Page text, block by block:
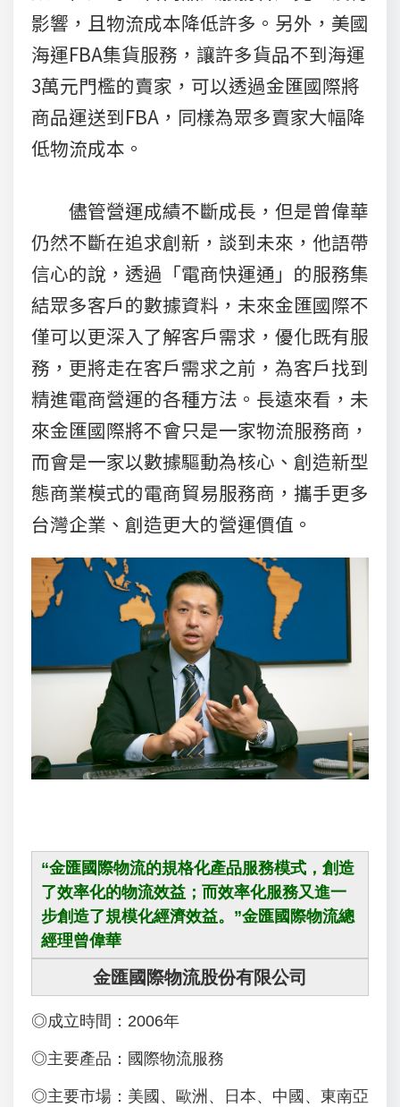
影響，且物流成本降低許多。另外，美國
海運FBA集貨服務，讓許多貨品不到海運
3萬元門檻的賣家，可以透過金匯國際將
商品運送到FBA，同樣為眾多賣家大幅降
低物流成本。
儘管營運成績不斷成長，但是曾偉華
仍然不斷在追求創新，談到未來，他語帶
信心的說，透過「電商快運通」的服務集
結眾多客戶的數據資料，未來金匯國際不
僅可以更深入了解客戶需求，優化既有服
務，更將走在客戶需求之前，為客戶找到
精進電商營運的各種方法。長遠來看，未
來金匯國際將不會只是一家物流服務商，
而會是一家以數據驅動為核心、創造新型
態商業模式的電商貿易服務商，攜手更多
台灣企業、創造更大的營運價值。
“金匯國際物流的規格化產品服務模式，創造
了效率化的物流效益；而效率化服務又進一
步創造了規模化經濟效益。”金匯國際物流總
經理曾偉華
金匯國際物流股份有限公司
◎成立時間：2006年
◎主要產品：國際物流服務
◎主要市場：美國、歐洲、日本、中國、東南亞